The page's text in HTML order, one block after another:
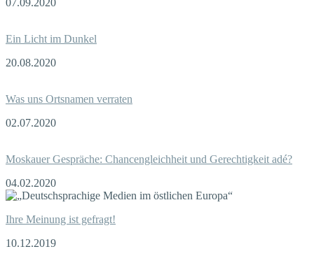
Ein Licht im Dunkel
20.08.2020
Was uns Ortsnamen verraten
02.07.2020
Moskauer Gespräche: Chancengleichheit und Gerechtigkeit adé?
04.02.2020
Ihre Meinung ist gefragt!
10.12.2019